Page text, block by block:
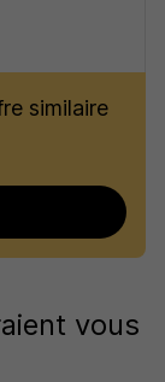
similaire
vous